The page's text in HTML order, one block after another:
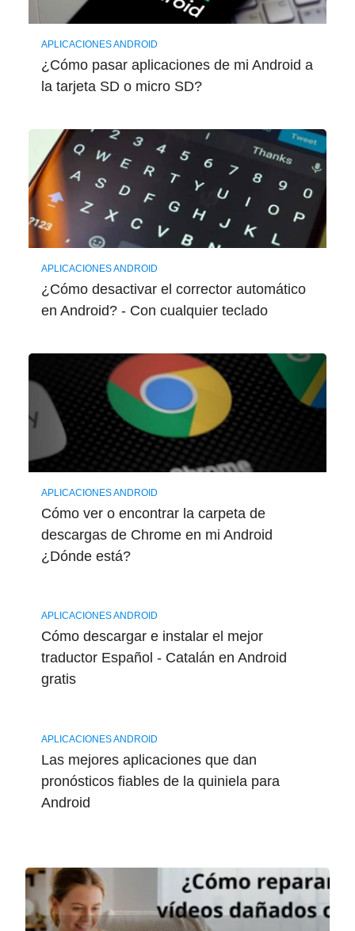
APLICACIONES ANDROID
¿Cómo pasar aplicaciones de mi Android a
la tarjeta SD o micro SD?
APLICACIONES ANDROID
¿Cómo desactivar el corrector automático
en Android? - Con cualquier teclado
APLICACIONES ANDROID
Cómo ver o encontrar la carpeta de
descargas de Chrome en mi Android
¿Dónde está?
APLICACIONES ANDROID
Cómo descargar e instalar el mejor
traductor Español - Catalán en Android
gratis
APLICACIONES ANDROID
Las mejores aplicaciones que dan
pronósticos fiables de la quiniela para
Android